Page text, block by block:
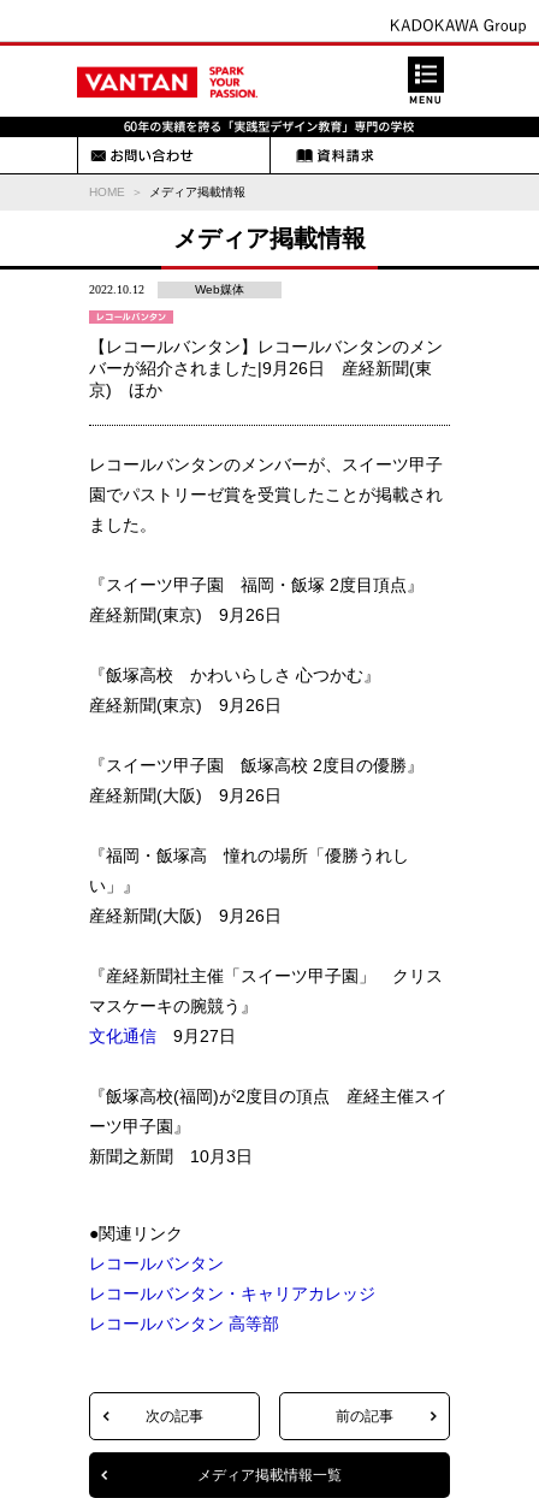
HOME メディア掲載情報
メディア掲載情報
2022.10.12 Web媒体
【レコールバンタン】レコールバンタンのメン
バーが紹介されました|9月26日 産経新聞(東
京) ほか
レコールバンタンのメンバーが、スイーツ甲子
園でパストリーゼ賞を受賞したことが掲載され
ました。
『スイーツ甲子園 福岡・飯塚 2度目頂点』
産経新聞(東京) 9月26日
『飯塚高校 かわいらしさ 心つかむ』
産経新聞(東京) 9月26日
『スイーツ甲子園 飯塚高校 2度目の優勝』
産経新聞(大阪) 9月26日
『福岡・飯塚高 憧れの場所「優勝うれし
い」』
産経新聞(大阪) 9月26日
『産経新聞社主催「スイーツ甲子園」 クリス
マスケーキの腕競う』
文化通信 9月27日
『飯塚高校(福岡)が2度目の頂点 産経主催スイ
ーツ甲子園』
新聞之新聞 10月3日
●関連リンク
レコールバンタン
レコールバンタン・キャリアカレッジ
レコールバンタン 高等部
次の記事 前の記事
メディア掲載情報一覧